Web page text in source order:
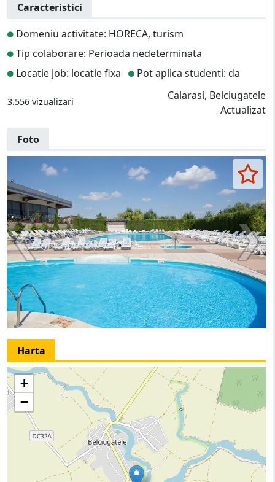
Caracteristici
Domeniu activitate: HORECA, turism
Tip colaborare: Perioada nedeterminata
Locatie job: locatie fixa
Pot aplica studenti: da
3.556 vizualizari
Calarasi, Belciugatele
Actualizat
Foto
Harta
+
−